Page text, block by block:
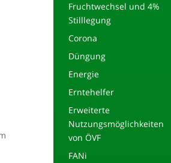
Fruchtwechsel und 4%
Stilllegung
Corona
Düngung
Energie
Erntehelfer
Erweiterte
Nutzungsmöglichkeiten
von ÖVF
FANi